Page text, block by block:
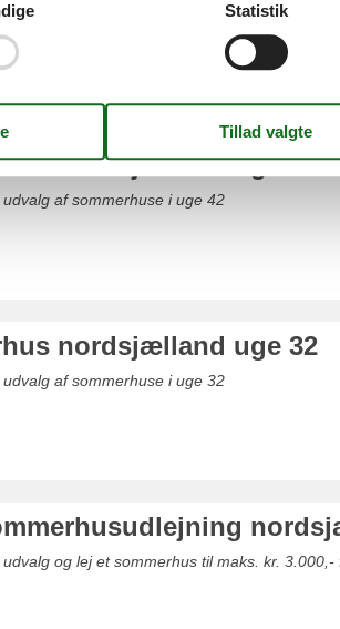
spa nordsjælland - Glæd jer til at opleve
nordsjælland uge 42
af sommerhuse i uge 42
nordsjælland uge 32
af sommerhuse i uge 32
og lej et sommerhus til maks. kr. 3.000,-
Statistik